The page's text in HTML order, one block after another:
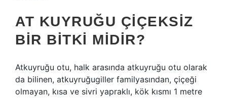
AT KUYRUĞU ÇIÇEKSIZ
BIR BITKI MIDIR?
Atkuyruğu otu, halk arasında atkuyruğu otu olarak
da bilinen, atkuyruğugiller familyasından, çiçeği
olmayan, kısa ve sivri yapraklı, kök kısmı 1 metre